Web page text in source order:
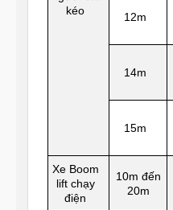
kéo
12m
14m
15m
Xe Boom
lift chạy
điện
10m đến
20m